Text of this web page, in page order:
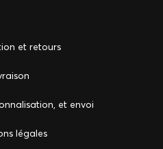
et retours
et envoi
légales